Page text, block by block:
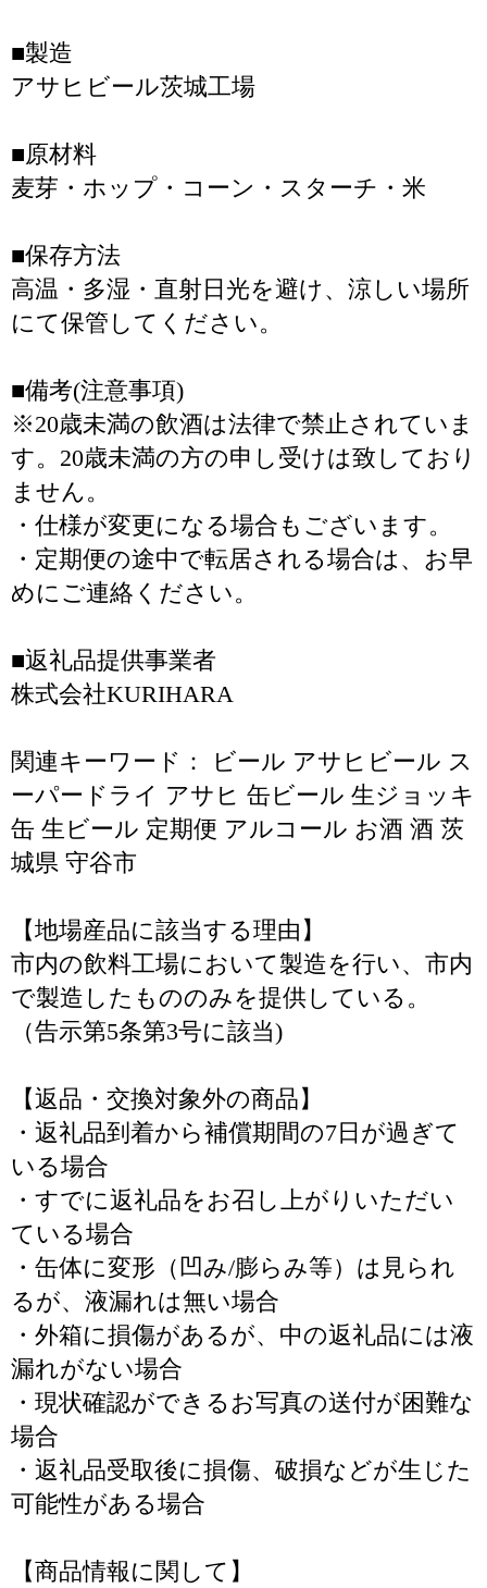
■製造
アサヒビール茨城工場
■原材料
麦芽・ホップ・コーン・スターチ・米
■保存方法
高温・多湿・直射日光を避け、涼しい場所
にて保管してください。
■備考(注意事項)
※20歳未満の飲酒は法律で禁止されていま
す。20歳未満の方の申し受けは致しており
ません。
・仕様が変更になる場合もございます。
・定期便の途中で転居される場合は、お早
めにご連絡ください。
■返礼品提供事業者
株式会社KURIHARA
関連キーワード： ビール アサヒビール ス
ーパードライ アサヒ 缶ビール 生ジョッキ
缶 生ビール 定期便 アルコール お酒 酒 茨
城県 守谷市
【地場産品に該当する理由】
市内の飲料工場において製造を行い、市内
で製造したもののみを提供している。
（告示第5条第3号に該当)
【返品・交換対象外の商品】
・返礼品到着から補償期間の7日が過ぎて
いる場合
・すでに返礼品をお召し上がりいただい
ている場合
・缶体に変形（凹み/膨らみ等）は見られ
るが、液漏れは無い場合
・外箱に損傷があるが、中の返礼品には液
漏れがない場合
・現状確認ができるお写真の送付が困難な
場合
・返礼品受取後に損傷、破損などが生じた
可能性がある場合
【商品情報に関して】